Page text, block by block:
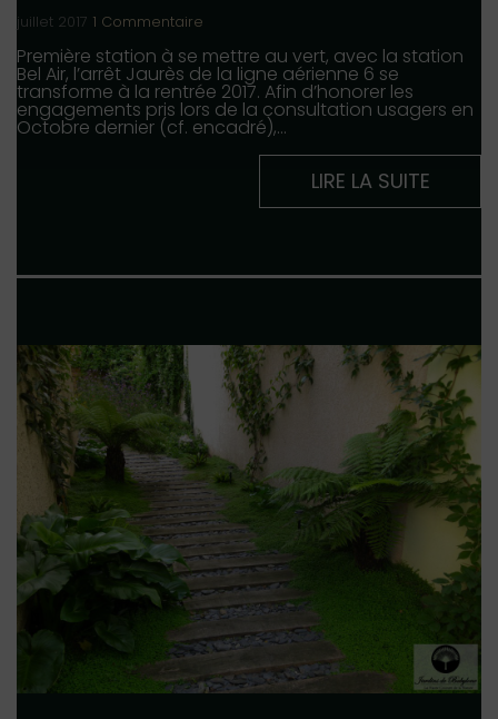
juillet 2017 1 Commentaire
Première station à se mettre au vert, avec la station
Bel Air, l’arrêt Jaurès de la ligne aérienne 6 se
transforme à la rentrée 2017. Afin d’honorer les
engagements pris lors de la consultation usagers en
Octobre dernier (cf. encadré),…
LIRE LA SUITE